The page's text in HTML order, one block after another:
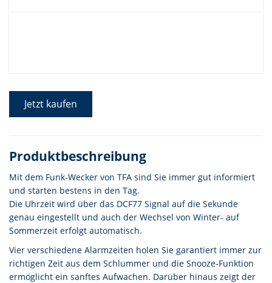
Jetzt kaufen
Produktbeschreibung
Mit dem Funk-Wecker von TFA sind Sie immer gut informiert
und starten bestens in den Tag.
Die Uhrzeit wird über das DCF77 Signal auf die Sekunde
genau eingestellt und auch der Wechsel von Winter- auf
Sommerzeit erfolgt automatisch.
Vier verschiedene Alarmzeiten holen Sie garantiert immer zur
richtigen Zeit aus dem Schlummer und die Snooze-Funktion
ermöglicht ein sanftes Aufwachen. Darüber hinaus zeigt der